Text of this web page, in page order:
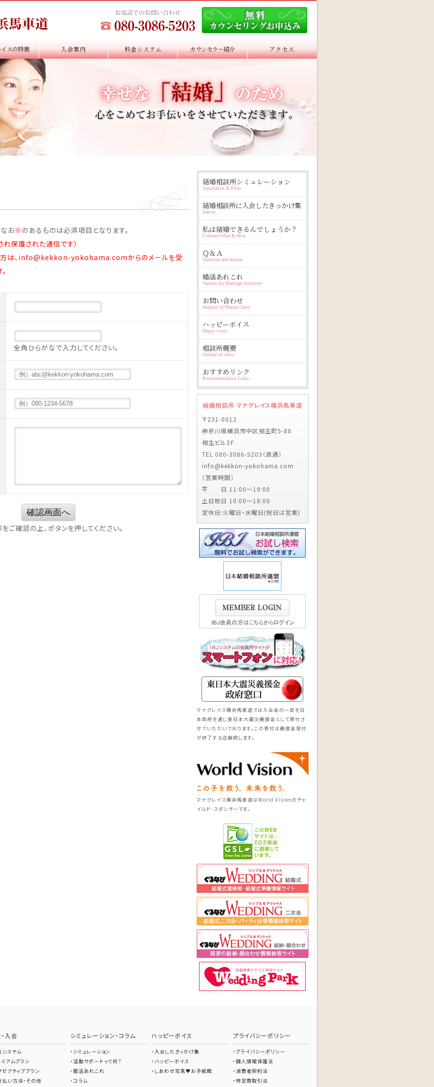
スの特徴 入会案内 料金システム カウンセラー紹介 アクセス
お※ のあるものは必須項目となります。
保護された通信です）
は、info@kekkon-yokohama.comからのメールを受
全角ひらがなで入力してください。
確認画面へ
ご確認の上、ボタンを押してください。
結婚相談所シミュレーション
Simulation & Flow
結婚相談所に入会したきっかけ集
Join us
私は結婚できるんでしょうか？
Column/What & How
Ｑ＆Ａ
Question and answer
婚活あれこれ
Various for Marriage Activities
お問い合わせ
Inquires of Manna Grace
ハッピーボイス
Happy voice
相談所概要
Outline of office
おすすめリンク
Recommendation Links
結婚相談所 マナグレイス横浜馬車道
〒231-0012
神奈川県横浜市中区相生町5-80
相生ビル3Ｆ
TEL 080-3086-5203（直通）
info@kekkon-yokohama.com
〔営業時間〕
平 日 11:00～19:00
土日祝日 10:00～18:00
定休日:火曜日・水曜日(祝日は営業)
マナグレイス横浜馬車道では入会金の一部を日
本政府を通じ東日本大震災義援金として寄付さ
せていただいております。この寄付は義援金受付
が終了する迄継続します。
マナグレイス横浜馬車道はWorld Visionのチャ
イルド･スポンサーです。
入会
システム
アムプラン
ゼクティブプラン
払い方法・その他
シミュレーション・コラム
シミュレーション
活動サポートって何？
婚活あれこれ
コラム
ハッピーボイス
入会したきっかけ集
ハッピーボイス
しあわせ写真♥お手紙館
プライバシーポリシー
プライバシーポリシー
個人情報保護法
消費者契約法
特定商取引法